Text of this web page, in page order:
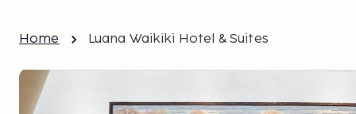
Home Luana Waikiki Hotel & Suites